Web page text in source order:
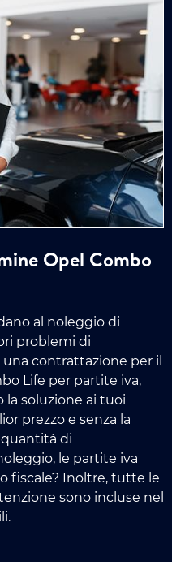
Opel Combo
al noleggio di
problemi di
contrattazione per il
Life per partite iva,
la soluzione ai tuoi
prezzo e senza la
quantità di
le partite iva
fiscale? Inoltre, tutte le
sono incluse nel